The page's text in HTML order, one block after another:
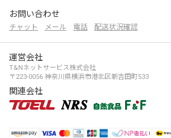
お問い合わせ
チャット メール 電話 配送状況確認
運営会社
T&Nネットサービス株式会社
〒223-0056 神奈川県横浜市港北区新吉田町533
関連会社